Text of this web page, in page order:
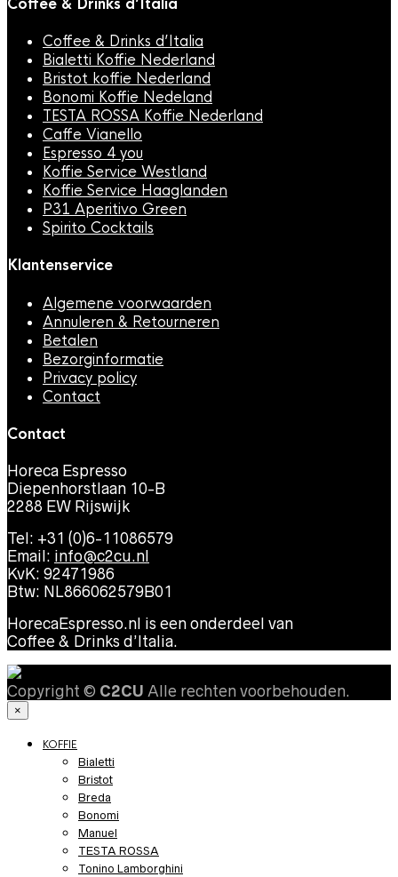
Coffee & Drinks d’Italia
Coffee & Drinks d’Italia
Bialetti Koffie Nederland
Bristot koffie Nederland
Bonomi Koffie Nedeland
TESTA ROSSA Koffie Nederland
Caffe Vianello
Espresso 4 you
Koffie Service Westland
Koffie Service Haaglanden
P31 Aperitivo Green
Spirito Cocktails
Klantenservice
Algemene voorwaarden
Annuleren & Retourneren
Betalen
Bezorginformatie
Privacy policy
Contact
Contact
Horeca Espresso
Diepenhorstlaan 10-B
2288 EW Rijswijk
Tel: +31 (0)6-11086579
Email: info@c2cu.nl
KvK: 92471986
Btw: NL866062579B01
HorecaEspresso.nl is een onderdeel van
Coffee & Drinks d’Italia.
Copyright © C2CU Alle rechten voorbehouden.
×
KOFFIE
Bialetti
Bristot
Breda
Bonomi
Manuel
TESTA ROSSA
Tonino Lamborghini